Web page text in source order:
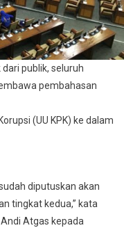
publik, seluruh
pembahasan
(UU KPK) ke dalam
diputuskan akan
tingkat kedua,” kata
Atgas kepada